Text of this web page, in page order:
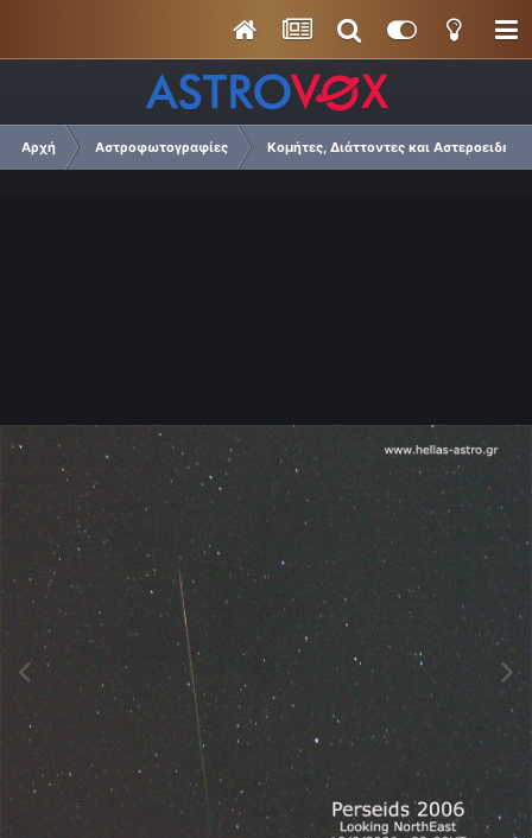
Αρχή Αστροφωτογραφίες Κομήτες, Διάττοντες και Αστεροειδείς